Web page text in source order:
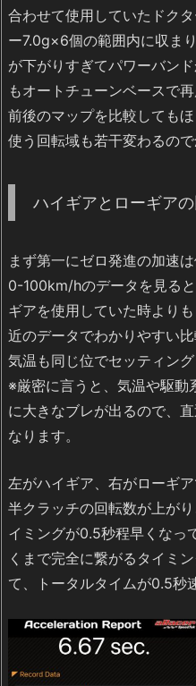
合わせて使用していたドク
ー7.0g×6個の範囲内に収ま
が下がりすぎてパワーバン
もオートチューンベースで
前後のマップを比較しても
使う回転域も若干変わるので
ハイギアとローギア
まず第一にゼロ発進の加速
0-100km/hのデータを見る
ギアを使用していた時より
近のデータでわかりやすい
気温も同じ位でセッティング
※厳密に言うと、気温や駆動
に大きなブレが出るので、
なります。
左がハイギア、右がローギ
半クラッチの回転数が上が
イミングが0.5秒程早くなっ
くまで完全に繋がるタイミ
て、トータルタイムが0.5秒